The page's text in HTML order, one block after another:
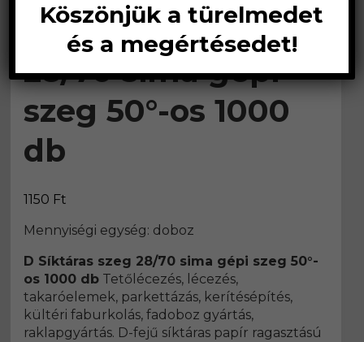
D Síktáras szeg
28/70 sima gépi
szeg 50°-os 1000
db
1150 Ft
Mennyiségi egység: doboz
D Síktáras szeg 28/70 sima gépi szeg 50°-
os 1000 db Tetőlécezés, lécezés,
takaróelemek, parkettázás, kerítésépítés,
kültéri faburkolás, fadoboz gyártás,
raklapgyártás. D-fejű síktáras papír ragasztású
Köszönjük a türelmedet
és a megértésedet!